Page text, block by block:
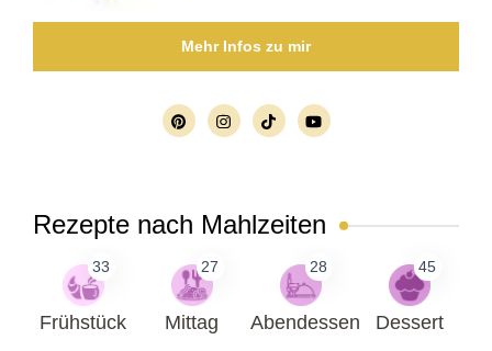
Mehr Infos zu mir
Rezepte nach Mahlzeiten
33
Frühstück
27
Mittag
28
Abendessen
45
Dessert